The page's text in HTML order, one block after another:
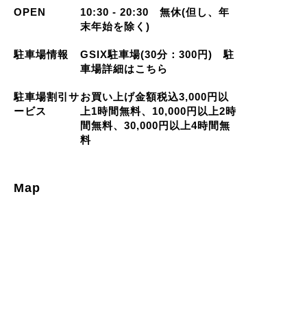
OPEN
10:30 - 20:30 無休(但し、年
末年始を除く)
駐車場情報
GSIX駐車場(30分：300円) 駐
車場詳細はこちら
駐車場割引サ
ービス
お買い上げ金額税込3,000円以
上1時間無料、10,000円以上2時
間無料、30,000円以上4時間無
料
Map